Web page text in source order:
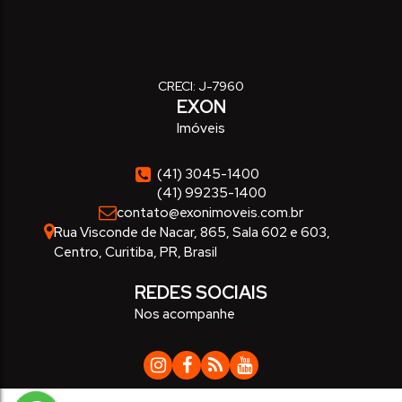
CRECI: J-7960
EXON
Imóveis
(41) 3045-1400
(41) 99235-1400
contato@exonimoveis.com.br
Rua Visconde de Nacar, 865, Sala 602 e 603,
Centro, Curitiba, PR, Brasil
REDES SOCIAIS
Nos acompanhe